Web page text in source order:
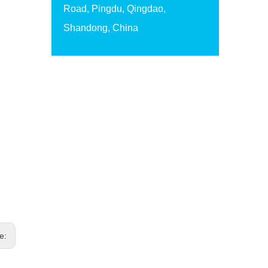
Road, Pingdu, Qingdao,
Shandong, China